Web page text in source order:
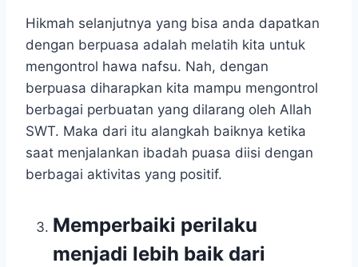
Hikmah selanjutnya yang bisa anda dapatkan
dengan berpuasa adalah melatih kita untuk
mengontrol hawa nafsu. Nah, dengan
berpuasa diharapkan kita mampu mengontrol
berbagai perbuatan yang dilarang oleh Allah
SWT. Maka dari itu alangkah baiknya ketika
saat menjalankan ibadah puasa diisi dengan
berbagai aktivitas yang positif.
Memperbaiki perilaku
menjadi lebih baik dari